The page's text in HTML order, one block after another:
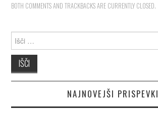
BOTH COMMENTS AND TRACKBACKS ARE CURRENTLY CLOSED.
Išči:
NAJNOVEJŠI PRISPEVKI